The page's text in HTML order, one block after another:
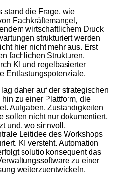
stand die Frage, wie
Fachkräftemangel,
wirtschaftlichem Druck
strukturiert werden
hier nicht mehr aus. Erst
fachlichen Strukturen,
KI und regelbasierter
Entlastungspotenziale.
daher auf der strategischen
zu einer Plattform, die
Aufgaben, Zuständigkeiten
sollen nicht nur dokumentiert,
und, wo sinnvoll,
Leitidee des Workshops
KI versteht. Automation
solutio konsequent das
zu einer
weiterzuentwickeln.